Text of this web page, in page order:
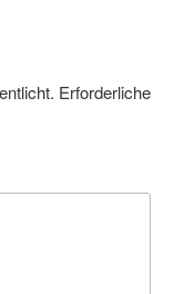
Erforderliche